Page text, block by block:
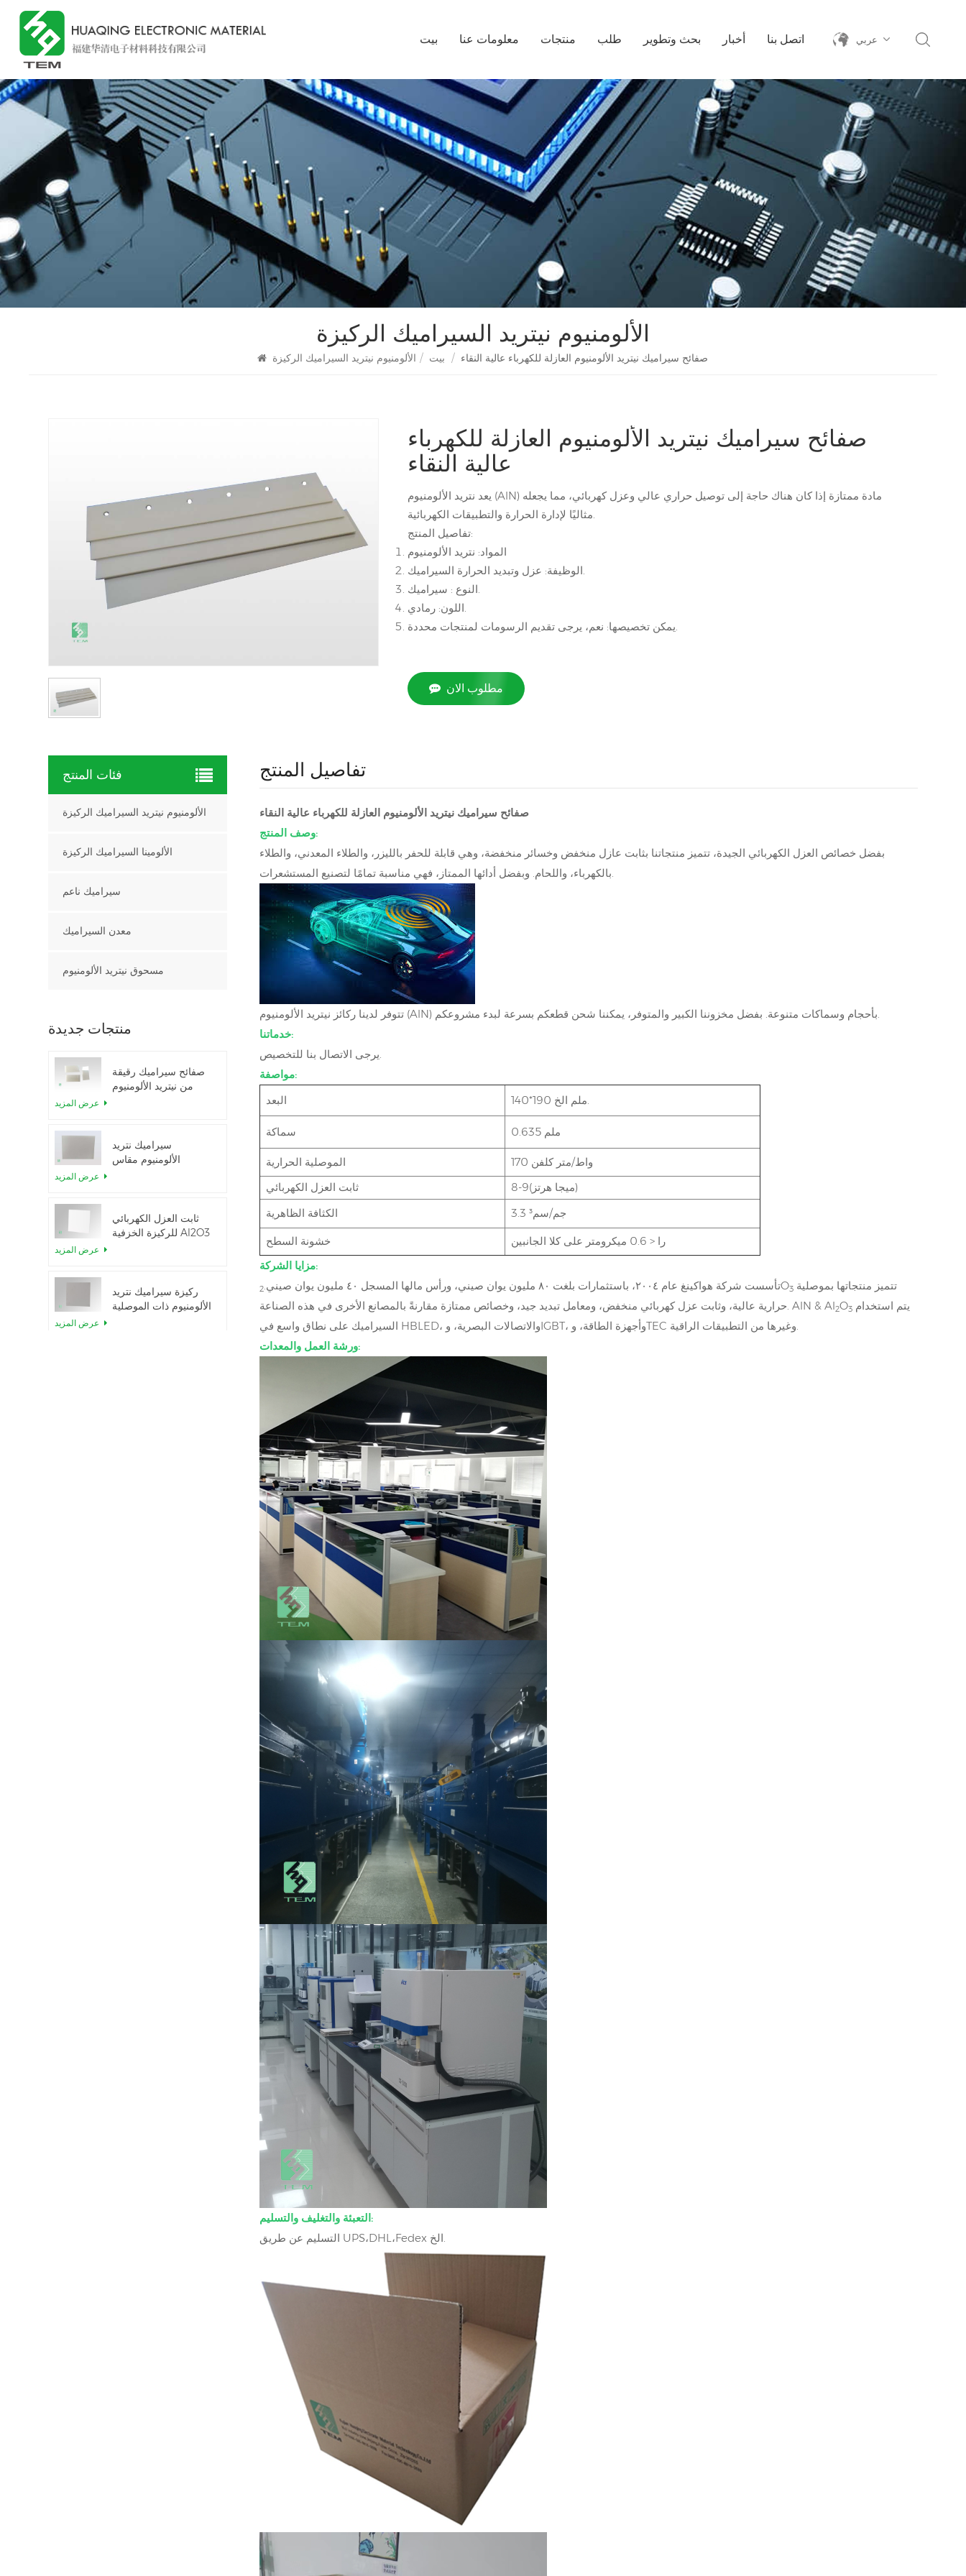
بيت معلومات عنا منتجات طلب بحث وتطوير أخبار اتصل بنا عربي
الألومنيوم نيتريد السيراميك الركيزة
بيت / الألومنيوم نيتريد السيراميك الركيزة / صفائح سيراميك نيتريد الألومنيوم العازلة للكهرباء عالية النقاء
صفائح سيراميك نيتريد الألومنيوم العازلة للكهرباء
عالية النقاء
يعد نتريد الألومنيوم (AlN) مادة ممتازة إذا كان هناك حاجة إلى توصيل حراري عالي وعزل كهربائي، مما يجعله
مثاليًا لإدارة الحرارة والتطبيقات الكهربائية.
تفاصيل المنتج:
المواد: نتريد الألومنيوم
الوظيفة: عزل وتبديد الحرارة السيراميك.
النوع : سيراميك.
اللون: رمادي.
يمكن تخصيصها: نعم، يرجى تقديم الرسومات لمنتجات محددة.
مطلوب الان
تفاصيل المنتج
صفائح سيراميك نيتريد الألومنيوم العازلة للكهرباء عالية النقاء
وصف المنتج:
بفضل خصائص العزل الكهربائي الجيدة، تتميز منتجاتنا بثابت عازل منخفض وخسائر منخفضة، وهي قابلة للحفر بالليزر، والطلاء المعدني، والطلاء
بالكهرباء، واللحام. وبفضل أدائها الممتاز، فهي مناسبة تمامًا لتصنيع المستشعرات.
تتوفر لدينا ركائز نيتريد الألومنيوم (AlN) بأحجام وسماكات متنوعة. بفضل مخزوننا الكبير والمتوفر، يمكننا شحن قطعكم بسرعة لبدء مشروعكم.
خدماتنا:
يرجى الاتصال بنا للتخصيص.
مواصفة:
البعد
140*190 ملم الخ.
سماكة 0.635 ملم
الموصلية الحرارية
170 واط/متر كلفن
ثابت العزل الكهربائي
8-9(ميجا هرتز)
الكثافة الظاهرية
3.3 جم/سم³
خشونة السطح
را < 0.6 ميكرومتر على كلا الجانبين
مزايا الشركة:
تأسست شركة هواكينغ عام ٢٠٠٤، باستثمارات بلغت ٨٠ مليون يوان صيني، ورأس مالها المسجل ٤٠ مليون يوان صيني.
2 O3
حرارية عالية، وثابت عزل كهربائي منخفض، ومعامل تبديد جيد، وخصائص ممتازة مقارنةً بالمصانع الأخرى في هذه الصناعة. AlN & Al2O3
السيراميك على نطاق واسع في HBLED، والاتصالات البصرية، وIGBT، وأجهزة الطاقة، وTEC وغيرها من التطبيقات الراقية.
ورشة العمل والمعدات:
التعبئة والتغليف والتسليم:
التسليم عن طريق UPS،DHL،Fedex الخ.
فئات المنتج
الألومنيوم نيتريد السيراميك الركيزة
الألومينا السيراميك الركيزة
سيراميك ناعم
معدن السيراميك
مسحوق نيتريد الألومنيوم
منتجات جديدة
صفائح سيراميك رقيقة
من نيتريد الألومنيوم
سيراميك نتريد
الألومنيوم مقاس
ثابت العزل الكهربائي
للركيزة الخزفية Al2O3
ركيزة سيراميك نتريد
الألومنيوم ذات الموصلية